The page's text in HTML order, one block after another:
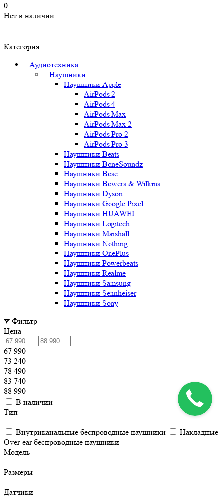
0
Нет в наличии
Категория
Аудиотехника
Наушники
Наушники Apple
AirPods 2
AirPods 4
AirPods Max
AirPods Max 2
AirPods Pro 2
AirPods Pro 3
Наушники Beats
Наушники BoneSoundz
Наушники Bose
Наушники Bowers & Wilkins
Наушники Dyson
Наушники Google Pixel
Наушники HUAWEI
Наушники Logitech
Наушники Marshall
Наушники Nothing
Наушники OnePlus
Наушники Powerbeats
Наушники Realme
Наушники Samsung
Наушники Sennheiser
Наушники Sony
Фильтр
Цена
67 990
73 240
78 490
83 740
88 990
В наличии
Тип
Внутриканальные беспроводные наушники
Накладные
Over-ear беспроводные наушники
Модель
Размеры
Датчики